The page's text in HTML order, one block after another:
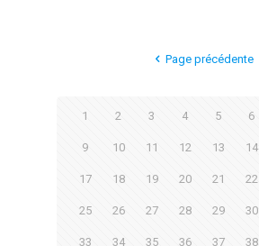
Page précédente
1 2 3 4 5 6
9 10 11 12 13 14
17 18 19 20 21 22
25 26 27 28 29 30
33 34 35 36 37 38